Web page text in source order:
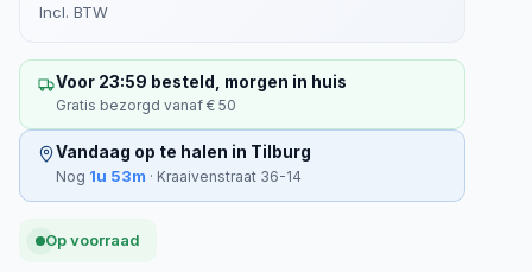
Incl. BTW
Voor 23:59 besteld, morgen in huis
Gratis bezorgd vanaf € 50
Vandaag op te halen in Tilburg
Nog 1u 53m · Kraaivenstraat 36-14
Op voorraad